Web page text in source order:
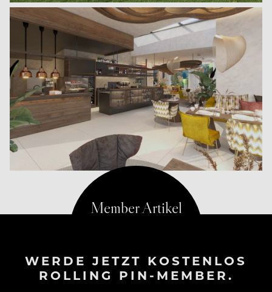
WERDE JETZT KOSTENLOS
ROLLING PIN-MEMBER.